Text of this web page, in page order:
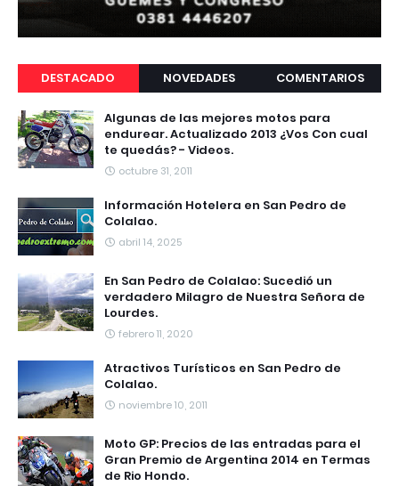
DESTACADO NOVEDADES COMENTARIOS
Algunas de las mejores motos para
endurear. Actualizado 2013 ¿Vos Con cual
te quedás? - Videos.
octubre 31, 2011
Información Hotelera en San Pedro de
Colalao.
abril 14, 2025
En San Pedro de Colalao: Sucedió un
verdadero Milagro de Nuestra Señora de
Lourdes.
febrero 11, 2020
Atractivos Turísticos en San Pedro de
Colalao.
noviembre 10, 2011
Moto GP: Precios de las entradas para el
Gran Premio de Argentina 2014 en Termas
de Rio Hondo.